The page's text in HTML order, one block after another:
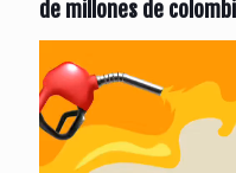
de millones de
de
vídeo